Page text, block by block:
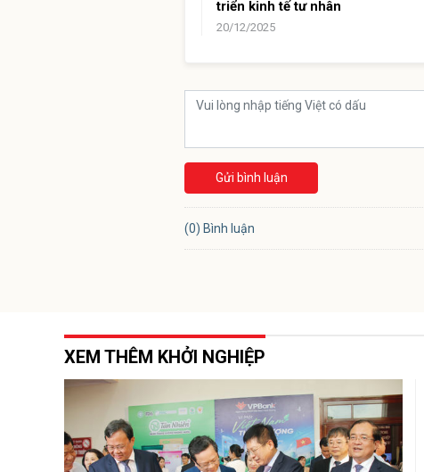
triển kinh tế tư nhân
20/12/2025
Gửi bình luận
(0) Bình luận
XEM THÊM KHỞI NGHIỆP